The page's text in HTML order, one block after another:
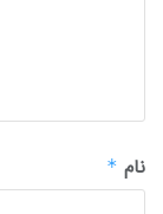
نام *